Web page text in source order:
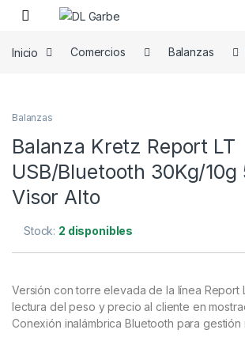
Inicio Comercios Balanzas
Balanzas
Balanza Kretz Report LT
USB/Bluetooth 30Kg/10g
Visor Alto
Stock: 2 disponibles
Versión con torre elevada de la línea Report
lectura del peso y precio al cliente en
Conexión inalámbrica Bluetooth para